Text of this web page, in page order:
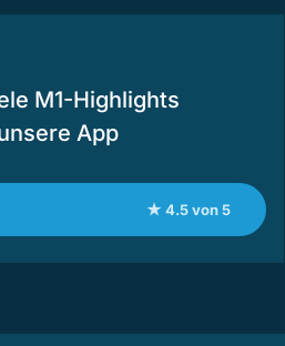
M1-Highlights
App
★ 4.5 von 5